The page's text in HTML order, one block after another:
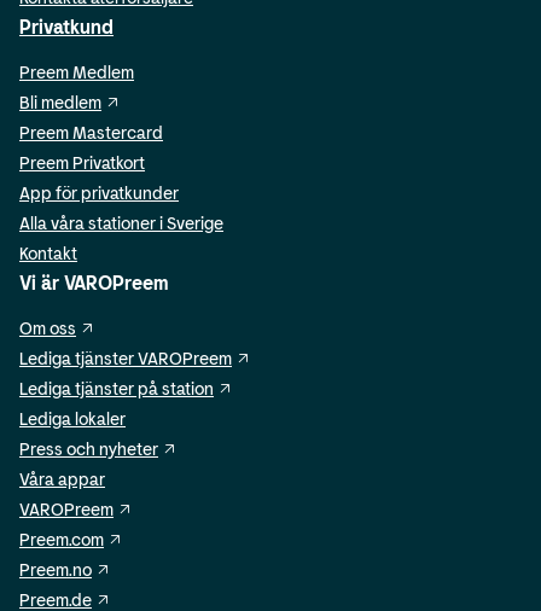
Privatkund
Preem Medlem
Bli medlem
Preem Mastercard
Preem Privatkort
App för privatkunder
Alla våra stationer i Sverige
Kontakt
Vi är VAROPreem
Om oss
Lediga tjänster VAROPreem
Lediga tjänster på station
Lediga lokaler
Press och nyheter
Våra appar
VAROPreem
Preem.com
Preem.no
Preem.de